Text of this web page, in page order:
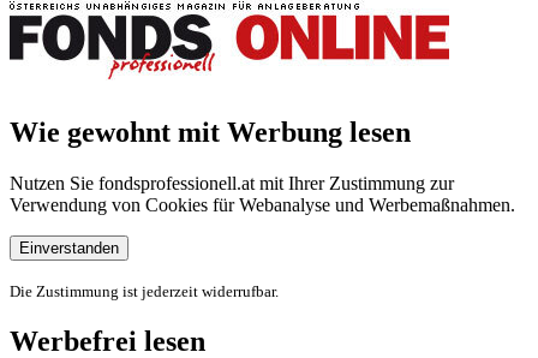
Wie gewohnt mit Werbung lesen
Nutzen Sie fondsprofessionell.at mit Ihrer Zustimmung zur
Verwendung von Cookies für Webanalyse und Werbemaßnahmen.
Einverstanden
Die Zustimmung ist jederzeit widerrufbar.
Werbefrei lesen